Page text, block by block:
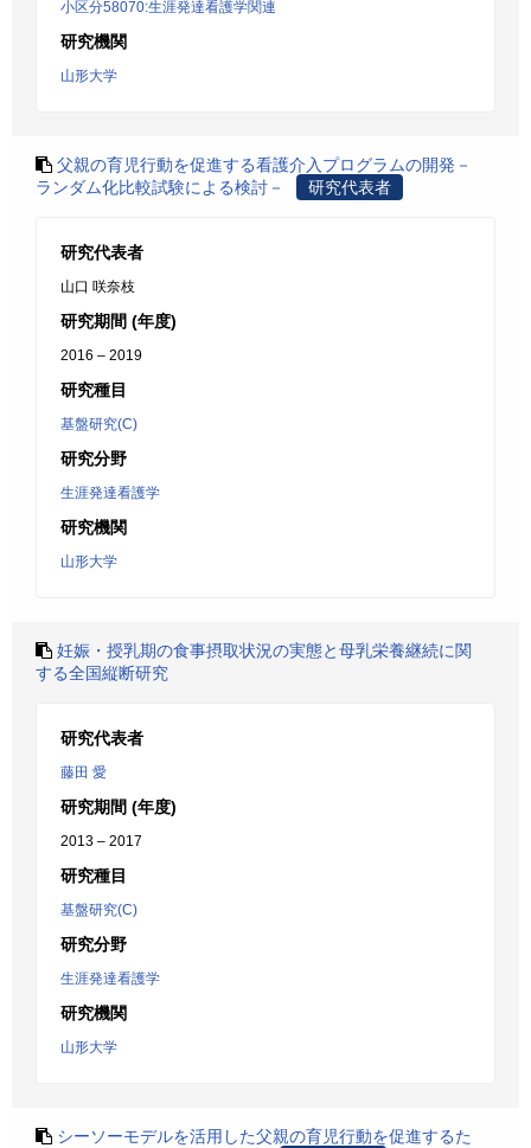
小区分58070:生涯発達看護学関連
研究機関
山形大学
父親の育児行動を促進する看護介入プログラムの開発－
ランダム化比較試験による検討－
研究代表者
研究代表者
山口 咲奈枝
研究期間 (年度)
2016 – 2019
研究種目
基盤研究(C)
研究分野
生涯発達看護学
研究機関
山形大学
妊娠・授乳期の食事摂取状況の実態と母乳栄養継続に関
する全国縦断研究
研究代表者
藤田 愛
研究期間 (年度)
2013 – 2017
研究種目
基盤研究(C)
研究分野
生涯発達看護学
研究機関
山形大学
シーソーモデルを活用した父親の育児行動を促進するた